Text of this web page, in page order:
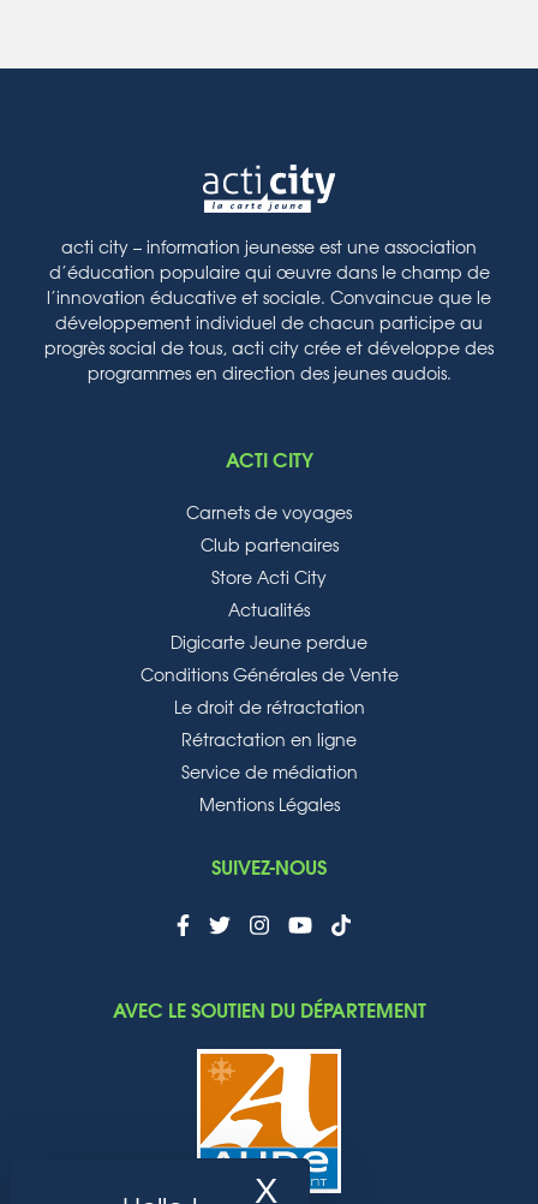
acti city – information jeunesse est une association
d’éducation populaire qui œuvre dans le champ de
l’innovation éducative et sociale. Convaincue que le
développement individuel de chacun participe au
progrès social de tous, acti city crée et développe des
programmes en direction des jeunes audois.
ACTI CITY
Carnets de voyages
Club partenaires
Store Acti City
Actualités
Digicarte Jeune perdue
Conditions Générales de Vente
Le droit de rétractation
Rétractation en ligne
Service de médiation
Mentions Légales
SUIVEZ-NOUS
AVEC LE SOUTIEN DU DÉPARTEMENT
X Masquer le